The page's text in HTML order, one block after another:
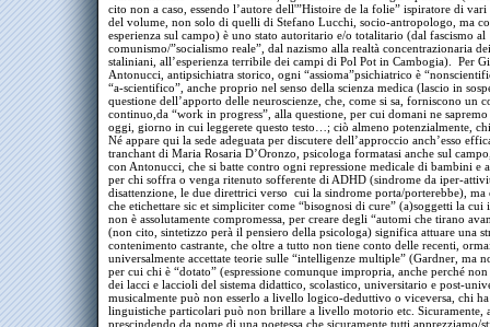
cito non a caso, essendo l’autore dell'”Histoire de la folie” ispiratore di
del volume, non solo di quelli di Stefano Lucchi, socio-antropologo, ma
esperienza sul campo) è uno stato autoritario e/o totalitario (dal fascismo al
comunismo/”socialismo reale”, dal nazismo alla realtà concentrazionaria
staliniani, all’esperienza terribile dei campi di Pol Pot in Cambogia). Per
Antonucci, antipsichiatra storico, ogni “assioma”psichiatrico è
“a-scientifico”, anche proprio nel senso della scienza medica (lascio in
questione dell’apporto delle neuroscienze, che, come si sa, forniscono un
continuo,da “work in progress”, alla questione, per cui domani ne
oggi, giorno in cui leggerete questo testo…; ciò almeno potenzialmente,
Né appare qui la sede adeguata per discutere dell’approccio anch’esso
tranchant di Maria Rosaria D’Oronzo, psicologa formatasi anche sul
con Antonucci, che si batte contro ogni repressione medicale di bambini e
per chi soffra o venga ritenuto sofferente di ADHD (sindrome da iper-
disattenzione, le due direttrici verso cui la sindrome porta/porterebbe), ma
che etichettare sic et simpliciter come “bisognosi di cure” (a)soggetti la cui
non è assolutamente compromessa, per creare degli “automi che tirano
(non cito, sintetizzo perà il pensiero della psicologa) significa attuare una
contenimento castrante, che oltre a tutto non tiene conto delle recenti,
universalmente accettate teorie sulle “intelligenze multiple” (Gardner, ma
per cui chi è “dotato” (espressione comunque impropria, anche perché
dei lacci e laccioli del sistema didattico, scolastico, universitario e post-
musicalmente può non esserlo a livello logico-deduttivo o viceversa, chi ha
linguistiche particolari può non brillare a livello motorio etc. Sicuramente,
prescindendo da nome di una poetessa che sicuramente tutti apprezziamo/